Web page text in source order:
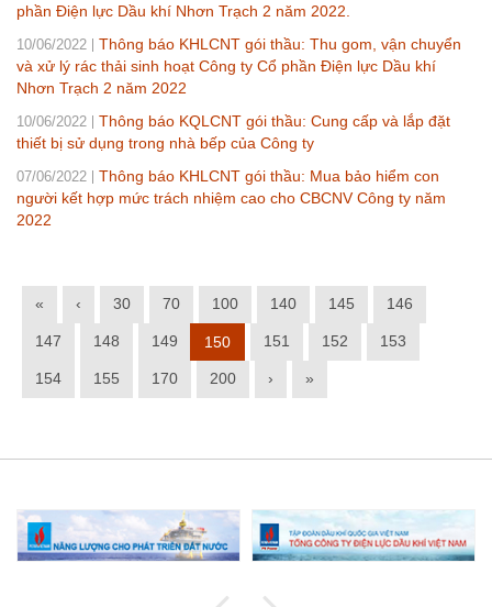
phần Điện lực Dầu khí Nhơn Trạch 2 năm 2022.
10/06/2022
Thông báo KHLCNT gói thầu: Thu gom, vận chuyển
và xử lý rác thải sinh hoạt Công ty Cổ phần Điện lực Dầu khí
Nhơn Trạch 2 năm 2022
10/06/2022
Thông báo KQLCNT gói thầu: Cung cấp và lắp đặt
thiết bị sử dụng trong nhà bếp của Công ty
07/06/2022
Thông báo KHLCNT gói thầu: Mua bảo hiểm con
người kết hợp mức trách nhiệm cao cho CBCNV Công ty năm
2022
« ‹ 30 70 100 140 145 146
147 148 149 150 151 152 153
154 155 170 200 › »